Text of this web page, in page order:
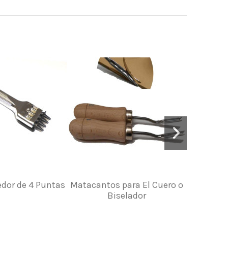
de 4 Puntas Matacantos para El Cuero o
Biselador